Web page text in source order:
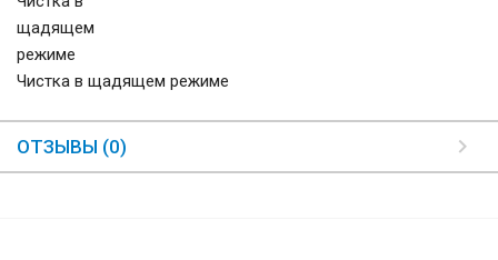
Чистка в щадящем режиме
ОТЗЫВЫ (0)